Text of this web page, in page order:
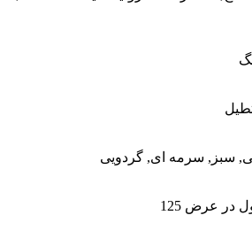
سبز, سرمه ای, گردویی